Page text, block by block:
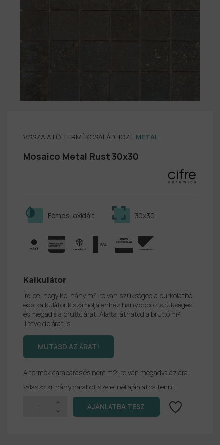
VISSZA A FŐ TERMÉKCSALÁDHOZ: METAL
Mosaico Metal Rust 30x30
30x30
Fémes-oxidált
Kalkulátor
Írd be, hogy kb. hány m²-re van szükséged a burkolatból
és a kalkulátor kiszámolja ehhez hány doboz szükséges
és megadja a bruttó árat. Alatta láthatod a bruttó m²
illetve db árat is.
A termék darabáras és nem m2-re van megadva az ára
Válaszd ki, hány darabot szeretnél ajánlatba tenni.